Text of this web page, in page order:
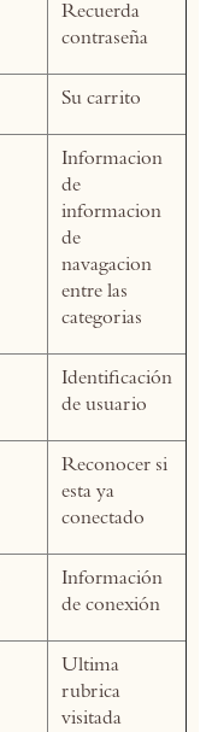
Recuerda
contraseña
Su carrito
Informacion
de
informacion
de
navagacion
entre las
categorias
Identificación
de usuario
Reconocer si
esta ya
conectado
Información
de conexión
Ultima
rubrica
visitada